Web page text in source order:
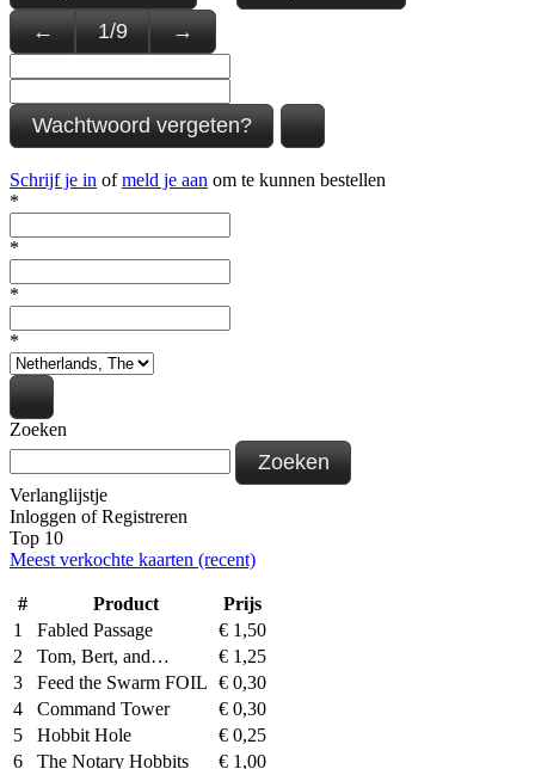
←
1/9 →
Wachtwoord vergeten?
Schrijf je in ofmeld je aan om te kunnen bestellen
*
*
*
*
Zoeken
Zoeken
Verlanglijstje
Inloggen ofRegistreren
Top 10
Meest verkochte kaarten (recent)
# Product
Prijs
1
Fabled Passage € 1,50
2
Tom, Bert, and… € 1,25
3
Feed the Swarm FOIL € 0,30
4
Command Tower € 0,30
5
Hobbit Hole € 0,25
6
The Notary Hobbits € 1,00